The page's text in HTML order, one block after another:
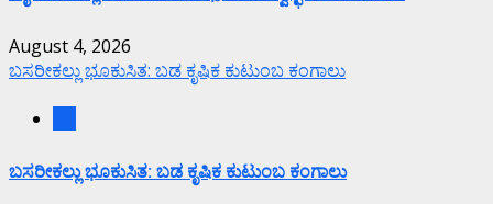
August 4, 2026
ಬಸರೀಕಲ್ಲು ಭೂಕುಸಿತ: ಬಡ ಕೃಷಿಕ ಕುಟುಂಬ ಕಂಗಾಲು
ಬಸರೀಕಲ್ಲು ಭೂಕುಸಿತ: ಬಡ ಕೃಷಿಕ ಕುಟುಂಬ ಕಂಗಾಲು